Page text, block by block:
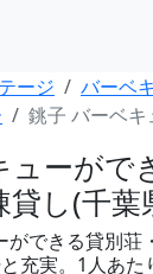
ージ
バーベ
銚子 バーベキ
ューがで
し(千葉
ができる貸別荘
充実。1人あた